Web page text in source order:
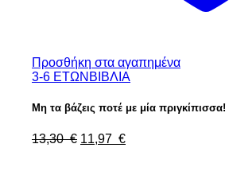
Προσθήκη στα αγαπημένα
3-6 ΕΤΩΝ ΒΙΒΛΙΑ
Μη τα βάζεις ποτέ με μία πριγκίπισσα!
13,30 € 11,97 €